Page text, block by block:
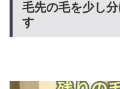
毛先の毛を少し
す